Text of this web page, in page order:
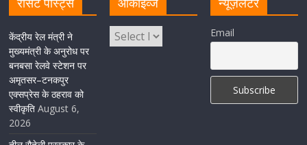
विकास योजनाओं का लोकार्पण-शिलान्यास
केंद्रीय रेल मंत्री ने
मुख्यमंत्री के अनुरोध पर
बनबसा रेलवे स्टेशन पर
अमृतसर–टनकपुर
एक्सप्रेस के ठहराव को
स्वीकृति August 6,
2026
Email